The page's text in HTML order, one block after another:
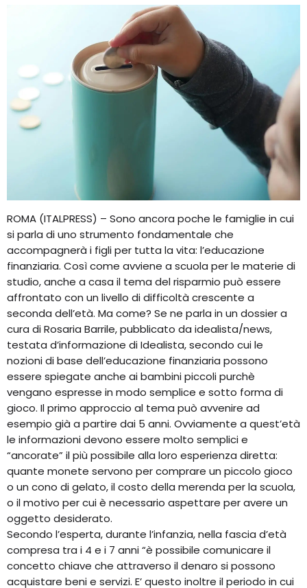
ROMA (ITALPRESS) – Sono ancora poche le famiglie in cui
si parla di uno strumento fondamentale che
accompagnerà i figli per tutta la vita: l’educazione
finanziaria. Così come avviene a scuola per le materie di
studio, anche a casa il tema del risparmio può essere
affrontato con un livello di difficoltà crescente a
seconda dell’età. Ma come? Se ne parla in un dossier a
cura di Rosaria Barrile, pubblicato da idealista/news,
testata d’informazione di Idealista, secondo cui le
nozioni di base dell’educazione finanziaria possono
essere spiegate anche ai bambini piccoli purchè
vengano espresse in modo semplice e sotto forma di
gioco. Il primo approccio al tema può avvenire ad
esempio già a partire dai 5 anni. Ovviamente a quest’età
le informazioni devono essere molto semplici e
“ancorate” il più possibile alla loro esperienza diretta:
quante monete servono per comprare un piccolo gioco
o un cono di gelato, il costo della merenda per la scuola,
o il motivo per cui è necessario aspettare per avere un
oggetto desiderato.
Secondo l’esperta, durante l’infanzia, nella fascia d’età
compresa tra i 4 e i 7 anni “è possibile comunicare il
concetto chiave che attraverso il denaro si possono
acquistare beni e servizi. E’ questo inoltre il periodo in cui